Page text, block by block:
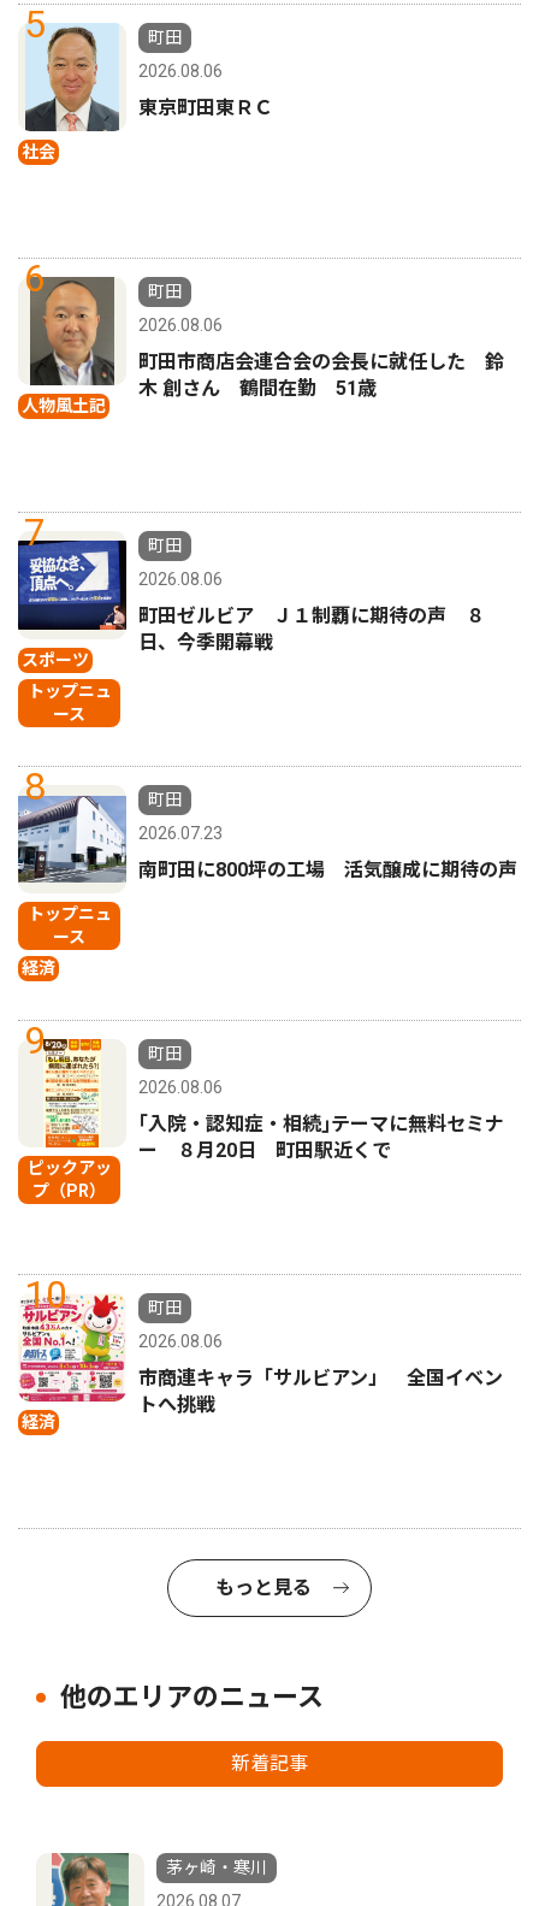
5
社会
町田
2026.08.06
東京町田東ＲＣ
6
人物風土記
町田
2026.08.06
町田市商店会連合会の会長に就任した 鈴
木 創さん 鶴間在勤 51歳
7
スポーツ
トップニュ
ース
町田
2026.08.06
町田ゼルビア Ｊ１制覇に期待の声 ８
日、今季開幕戦
8
トップニュ
ース
経済
町田
2026.07.23
南町田に800坪の工場 活気醸成に期待の声
9
ピックアッ
プ（PR）
町田
2026.08.06
｢入院・認知症・相続｣テーマに無料セミナ
ー ８月20日 町田駅近くで
10
経済
町田
2026.08.06
市商連キャラ「サルビアン」 全国イベン
トへ挑戦
もっと見る
他のエリアのニュース
新着記事
茅ヶ崎・寒川
2026.08.07